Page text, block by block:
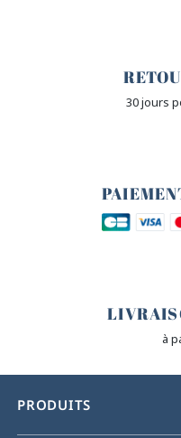
30 jours
à
PRODUITS